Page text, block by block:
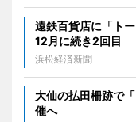
遠鉄百貨店に「ト
12月に続き2回目
浜松経済新聞
大仙の払田柵跡で
催へ